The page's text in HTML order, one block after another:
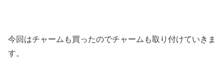
今回はチャームも買ったのでチャームも取り付けていきま
す。